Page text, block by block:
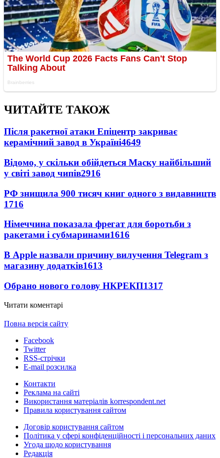
ЧИТАЙТЕ ТАКОЖ
Після ракетної атаки Епіцентр закриває
керамічний завод в Україні4649
Відомо, у скільки обійдеться Маску найбільший
у світі завод чипів2916
РФ знищила 900 тисяч книг одного з видавництв
1716
Німеччина показала фрегат для боротьби з
ракетами і субмаринами1616
В Apple назвали причину вилучення Telegram з
магазину додатків1613
Обрано нового голову НКРЕКП1317
Читати коментарі
Повна версія сайту
Facebook
Twitter
RSS-стрічки
E-mail розсилка
Контакти
Реклама на сайті
Використання матеріалів korrespondent.net
Правила користування сайтом
Договір користування сайтом
Політика у сфері конфіденційності і персональних даних
Угода щодо користування
Редакція